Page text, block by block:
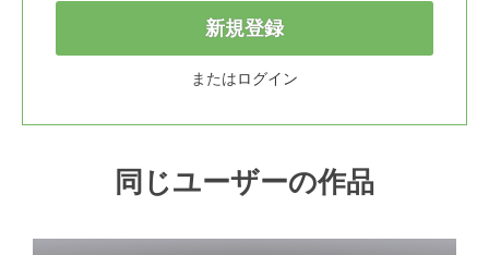
新規登録
またはログイン
同じユーザーの作品